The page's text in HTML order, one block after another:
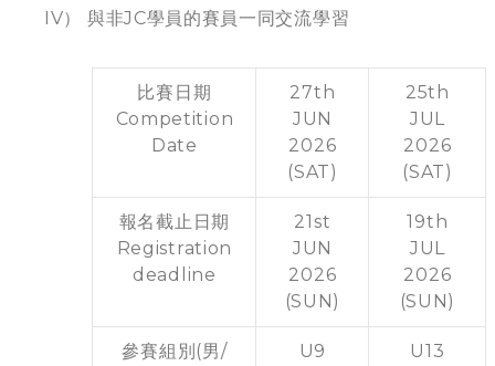
IV） 與非JC學員的賽員一同交流學習
比賽日期
Competition
Date
27th
JUN
2026
(SAT)
25th
JUL
2026
(SAT)
報名截止日期
Registration
deadline
21st
JUN
2026
(SUN)
19th
JUL
2026
(SUN)
參賽組別(男/
U9
U13